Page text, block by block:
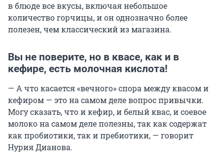
в блюде все вкусы, включая небольшое
количество горчицы, и он однозначно более
полезен, чем классический из магазина.
Вы не поверите, но в квасе, как и в
кефире, есть молочная кислота!
— А что касается «вечного» спора между квасом и
кефиром — это на самом деле вопрос привычки.
Могу сказать, что и кефир, и белый квас, и соевое
молоко на самом деле полезны, так как содержат
как пробиотики, так и пребиотики, — говорит
Нурия Дианова.